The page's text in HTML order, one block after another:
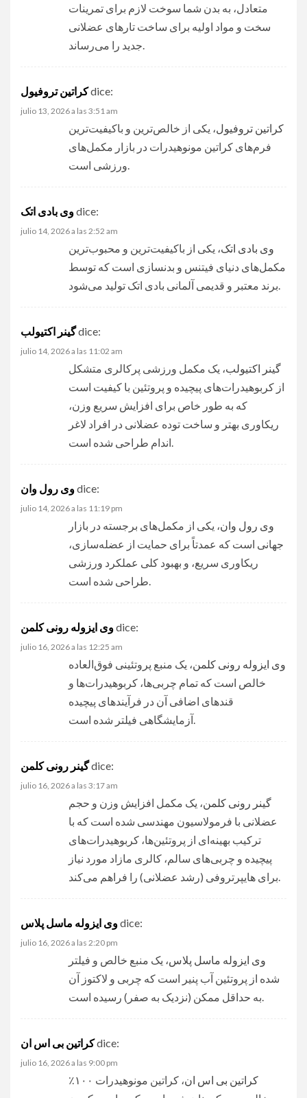
متعادل، به بدن شما سوخت لازم برای تمرینات
سخت و مواد اولیه برای ساخت تارهای عضلانی
کراتین تروفیولdice:
julio 13, 2026 a las 3:51 am
کراتین تروفیول، یکی از خالص‌ترین و باکیفیت‌ترین
فرم‌های کراتین مونوهیدرات در بازار مکمل‌های
وی بادی اتک dice:
julio 14, 2026 a las 2:52 am
وی بادی اتک، یکی از باکیفیت‌ترین و محبوب‌ترین
مکمل‌های دنیای فیتنس و بدنسازی است که توسط
گینر اکتیولبdice:
julio 14, 2026 a las 11:02 am
گینر اکتیولب، یک مکمل ورزشی پرکالری متشکل
از کربوهیدرات‌های پیچیده و پروتئین با کیفیت است
که به طور خاص برای افزایش سریع وزن،
ریکاوری بهتر و ساخت توده عضلانی در افراد لاغر
وی رول وان dice:
julio 14, 2026 a las 11:19 pm
وی رول وان، یکی از مکمل‌های برجسته در بازار
جهانی است که عمدتاً برای حمایت از عضله‌سازی،
ریکاوری سریع، و بهبود کلی عملکرد ورزشی
وی ایزوله رونی کلمن dice:
julio 16, 2026 a las 12:25 am
وی ایزوله رونی کلمن، یک منبع پروتئینی فوق‌العاده
خالص است که تمام چربی‌ها، کربوهیدرات‌ها و
قندهای اضافی آن در فرآیندهای پیچیده
گینر رونی کلمنdice:
julio 16, 2026 a las 3:17 am
گینر رونی کلمن، یک مکمل افزایش وزن و حجم
عضلانی با فرمولاسیون مهندسی شده است که با
ترکیب بهینه‌ای از پروتئین‌ها، کربوهیدرات‌های
پیچیده و چربی‌های سالم، کالری مازاد مورد نیاز
وی ایزوله ماسل پلاس dice:
julio 16, 2026 a las 2:20 pm
وی ایزوله ماسل پلاس، یک منبع خالص و فیلتر
شده از پروتئین آب پنیر است که چربی و لاکتوز آن
کراتین بی اس انdice:
julio 16, 2026 a las 9:00 pm
کراتین بی اس ان
، کراتین مونوهیدرات ۱۰۰٪